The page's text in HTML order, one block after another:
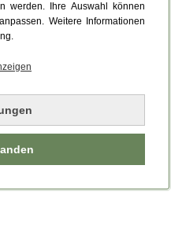
werden. Ihre Auswahl können
Weitere Informationen
Fehler aufgetreten.
Seite neu.